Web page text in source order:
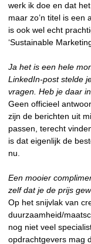
werk ik doe en dat
maar zo’n titel is een
is ook wel echt
‘Sustainable
Ja het is een hele
LinkedIn-post stelde
vragen. Heb je daar
Geen officieel
zijn de berichten uit
passen, terecht
is dat eigenlijk de
nu.
Een mooier
zelf dat je de prijs
Op het snijvlak van
duurzaamheid/
nog niet veel
opdrachtgevers mag